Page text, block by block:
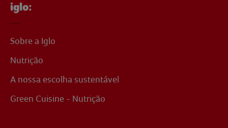
iglo:
Sobre a Iglo
Nutrição
A nossa escolha sustentável
Green Cuisine - Nutrição